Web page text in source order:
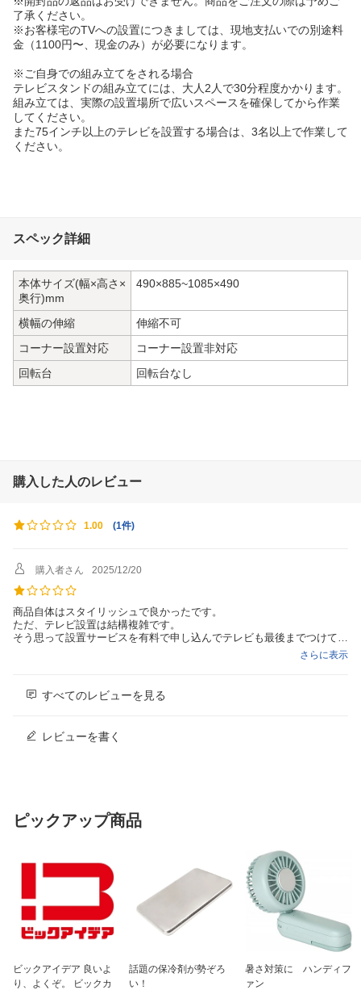
了承ください。
※お客様宅のTVへの設置につきましては、現地支払いでの別途料
金（1100円〜、現金のみ）が必要になります。
※ご自身での組み立てをされる場合
テレビスタンドの組み立てには、大人2人で30分程度かかります。
組み立ては、実際の設置場所で広いスペースを確保してから作業
してください。
また75インチ以上のテレビを設置する場合は、3名以上で作業して
ください。
スペック詳細
本体サイズ(幅×高さ×
奥行)mm
490×885~1085×490
横幅の伸縮
伸縮不可
コーナー設置対応
コーナー設置非対応
回転台
回転台なし
購入した人のレビュー
1.00 (1件)
購入者さん 2025/12/20
商品自体はスタイリッシュで良かったです。
ただ、テレビ設置は結構複雑です。
そう思って設置サービスを有料で申し込んでテレビも最後までつけてく
れると思ったらテレビスタンドのみでこれだったら料金追加で申し込ま
さらに表示
すべてのレビューを見る
レビューを書く
ピックアップ商品
ビックアイデア 良いよ
り、よくぞ。 ビックカ
話題の保冷剤が勢ぞろ
い！
暑さ対策に ハンディフ
ァン